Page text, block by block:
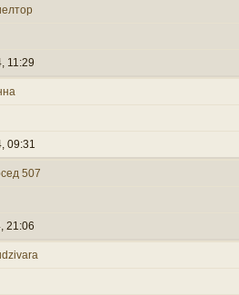
11:29
09:31
507
21:06